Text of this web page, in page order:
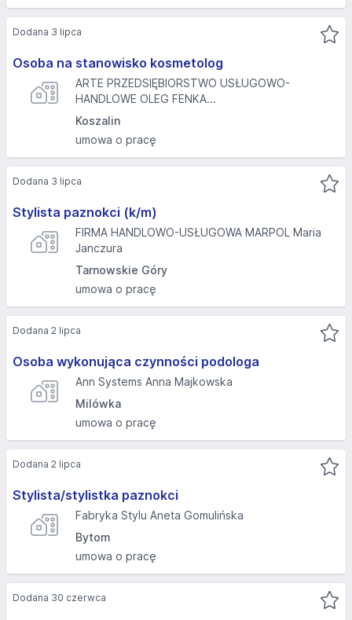
Osoba na stanowisko kosmetolog
ARTE PRZEDSIĘBIORSTWO USŁUGOWO-
HANDLOWE OLEG FENKA...
Koszalin
umowa o pracę
Dodana 3 lipca
Stylista paznokci (k/m)
FIRMA HANDLOWO-USŁUGOWA MARPOL Maria
Janczura
Tarnowskie Góry
umowa o pracę
Dodana 3 lipca
Osoba wykonująca czynności podologa
Ann Systems Anna Majkowska
Milówka
umowa o pracę
Dodana 2 lipca
Stylista/stylistka paznokci
Fabryka Stylu Aneta Gomulińska
Bytom
umowa o pracę
Dodana 2 lipca
Dodana 30 czerwca